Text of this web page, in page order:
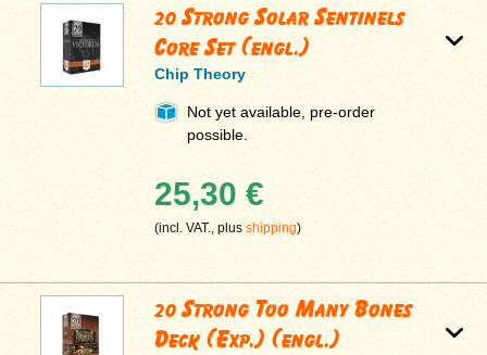
20 Strong Solar Sentinels
Core Set (engl.)
Chip Theory
Not yet available, pre-order
possible.
25,30 €
(incl. VAT., plusshipping)
20 Strong Too Many Bones
Deck (Exp.) (engl.)